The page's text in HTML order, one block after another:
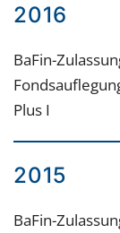
2016
BaFin-
Plus I
2015
BaFin-